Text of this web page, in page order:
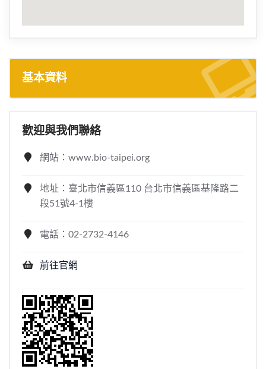
基本資料
歡迎與我們聯絡
網站：www.bio-taipei.org
地址：臺北市信義區110 台北市信義區基隆路二
段51號4-1樓
電話：02-2732-4146
前往官網